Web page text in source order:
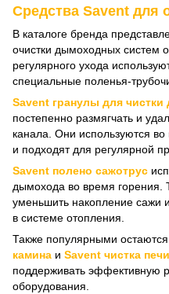
Средства Savent для
В каталоге бренда
очистки дымоходных систем
регулярного ухода
специальные поленья-
Savent гранулы для
постепенно размягчать и
канала. Они используются
и подходят для регулярной
Savent полено сажотрус
дымохода во время горения.
уменьшить накопление сажи
в системе отопления.
Также популярными остаются
камина и Savent чистка печи
поддерживать эффективную
оборудования.